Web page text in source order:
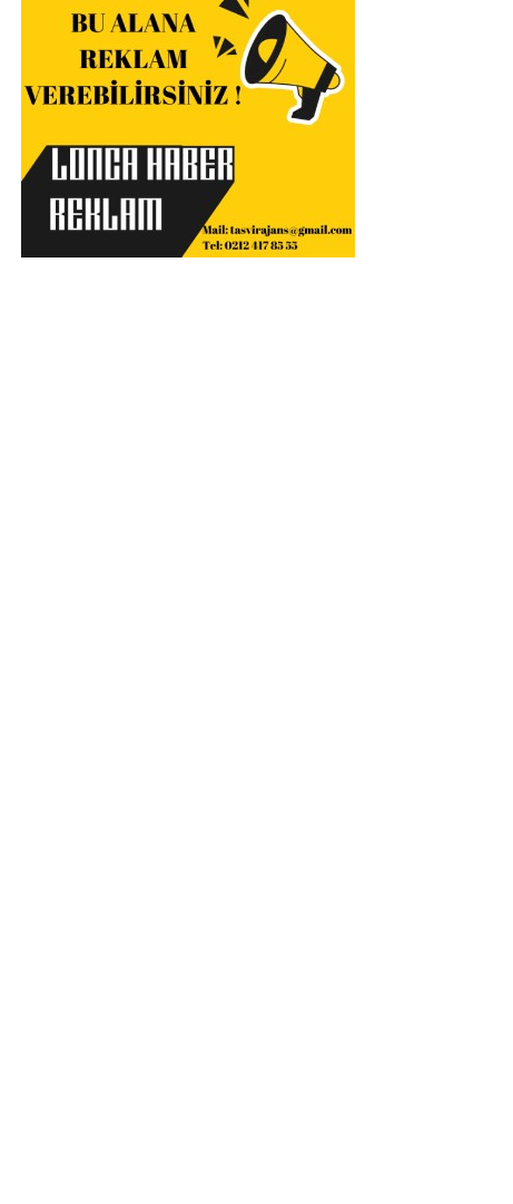
Siyasete İlişkin
Mesajlar
Mutlu’ya Anlamlı
Ziyaret